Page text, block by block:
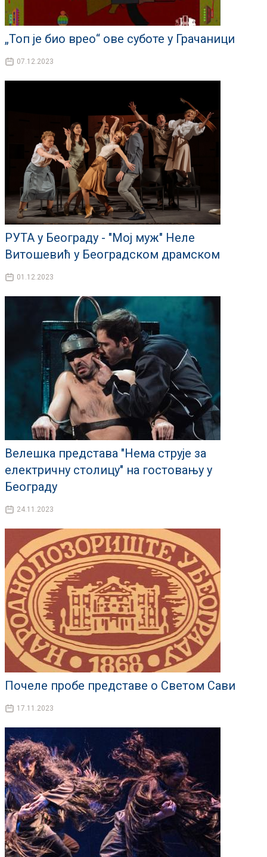
„Топ је био врео“ ове суботе у Грачаници
07.12.2023
РУТА у Београду - "Мој муж" Неле
Витошевић у Београдском драмском
01.12.2023
Велешка представа "Нема струје за
електричну столицу" на гостовању у
Београду
24.11.2023
Почеле пробе представе о Светом Сави
17.11.2023